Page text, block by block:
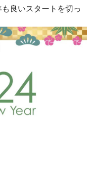
良いスタートを切っ